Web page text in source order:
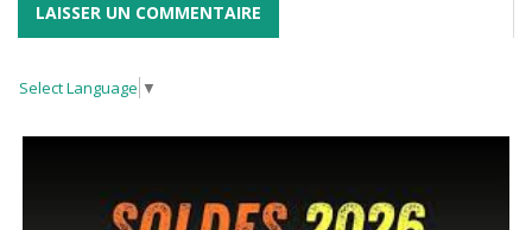
Select Language ▼